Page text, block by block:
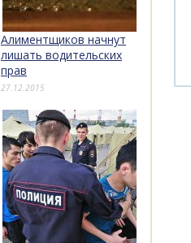
Алиментщиков начнут
лишать водительских
прав
27.12.2015